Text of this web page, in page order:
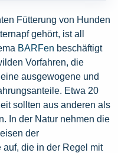
Fütterung von Hunden
gehört, ist all
BARFen beschäftigt
Vorfahren, die
ausgewogene und
Etwa 20
sollten aus anderen als
In der Natur nehmen die
der
die in der Regel mit